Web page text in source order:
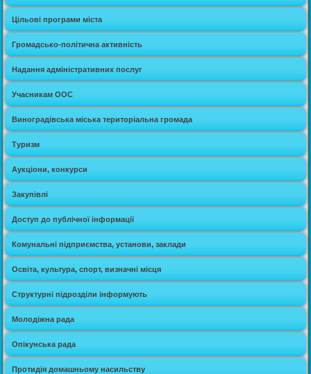
Цільові програми міста
Громадсько-політична активність
Надання адміністративних послуг
Учасникам ООС
Виноградівська міська територіальна громада
Туризм
Аукціони, конкурси
Закупівлі
Доступ до публічної інформації
Комунальні підприємства, установи, заклади
Освіта, культура, спорт, визначні місця
Структурні підрозділи інформують
Молодіжна рада
Опікунська рада
Протидія домашньому насильству